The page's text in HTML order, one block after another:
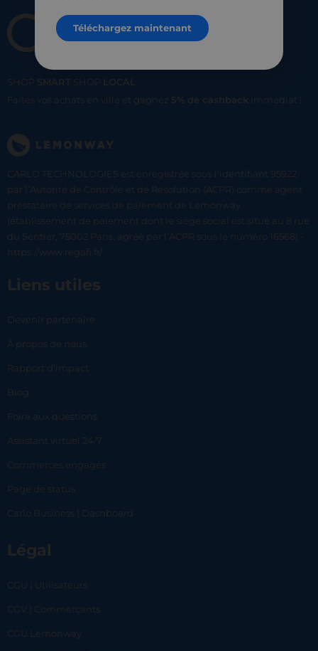
SHOP SMART SHOP
LOCAL
Faites vos achats en ville et gagnez 5% de cashback immediat !
CARLO TECHNOLOGIES est enregistrée sous l'identifiant 95922
par l’Autorité de Contrôle et de Résolution (ACPR) comme agent
prestataire de services de paiement de Lemonway
(établissement de paiement dont le siège social est situé au 8 rue
du Sentier, 75002 Paris, agréé par l’ACPR sous le numéro 16568) -
https://www.regafi.fr/
Liens utiles
Devenir partenaire
À propos de nous
Rapport d’impact
Blog
Foire aux questions
Assistant virtuel 24/7
Commerces engagés
Page de status
Carlo Business | Dashboard
Légal
CGU | Utilisateurs
CGV | Commerçants
CGU Lemonway
Téléchargez maintenant